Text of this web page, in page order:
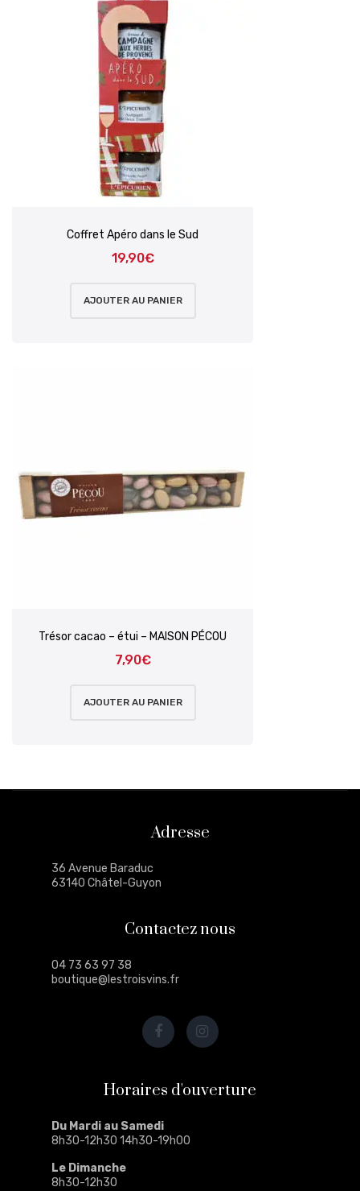
Coffret Apéro dans le Sud
19,90€
AJOUTER AU PANIER
Trésor cacao – étui – MAISON PÉCOU
7,90€
AJOUTER AU PANIER
Adresse
36 Avenue Baraduc
63140 Châtel-Guyon
Contactez nous
04 73 63 97 38
boutique@lestroisvins.fr
Horaires d'ouverture
Du Mardi au Samedi
8h30-12h30 14h30-19h00
Le Dimanche
8h30-12h30